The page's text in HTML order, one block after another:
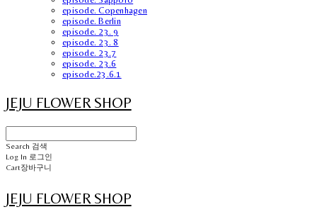
episode. Copenhagen
episode. Berlin
episode. 23. 9
episode. 23. 8
episode. 23.7
episode. 23.6
episode.23.6.1
JEJU FLOWER SHOP
Search 검색
Log In 로그인
Cart장바구니
JEJU FLOWER SHOP